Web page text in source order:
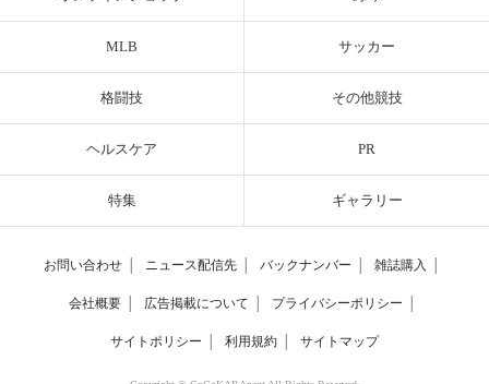
MLB サッカー
格闘技 その他競技
ヘルスケア PR
特集 ギャラリー
お問い合わせ ニュース配信先 バックナンバー 雑誌購入
会社概要 広告掲載について プライバシーポリシー
サイトポリシー 利用規約 サイトマップ